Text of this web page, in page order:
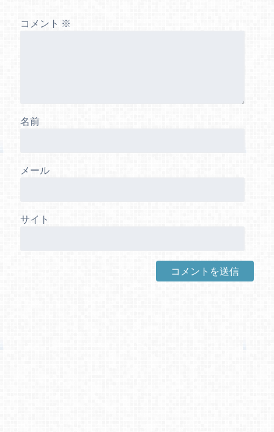
コメント ※
名前
メール
サイト